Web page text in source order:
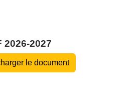
2026-2027
le document